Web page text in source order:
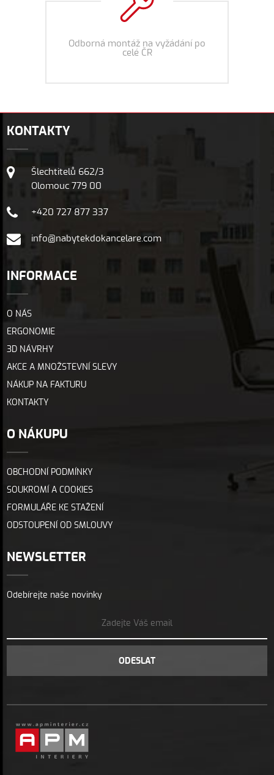
Odborná montáž na vyžádání po
celé ČR
KONTAKTY
Šlechtitelů 662/3
Olomouc 779 00
+420 727 877 337
info@nabytekdokancelare.com
INFORMACE
O NÁS
ERGONOMIE
3D NÁVRHY
AKCE A MNOŽSTEVNÍ SLEVY
NÁKUP NA FAKTURU
KONTAKTY
O NÁKUPU
OBCHODNÍ PODMÍNKY
SOUKROMÍ A COOKIES
FORMULÁŘE KE STAŽENÍ
ODSTOUPENÍ OD SMLOUVY
NEWSLETTER
Odebírejte naše novinky
ODESLAT